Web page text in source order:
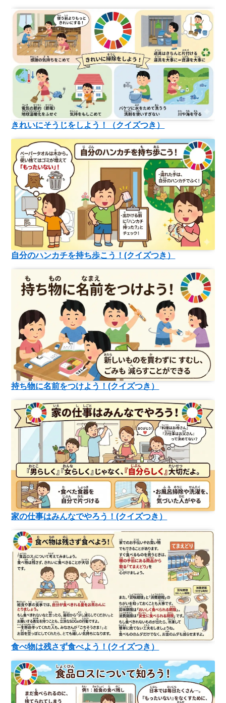
きれいにそうじをしよう！（クイズつき）
自分のハンカチを持ち歩こう！(クイズつき）
持ち物に名前をつけよう！(クイズつき）
家の仕事はみんなでやろう！(クイズつき）
食べ物は残さず食べよう！(クイズつき）